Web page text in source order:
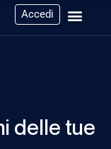
Accedi
delle tue